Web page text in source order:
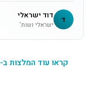
ד דוד ישראלי
ישראלי ושות'
קראו עוד המלצות ב-Google Business